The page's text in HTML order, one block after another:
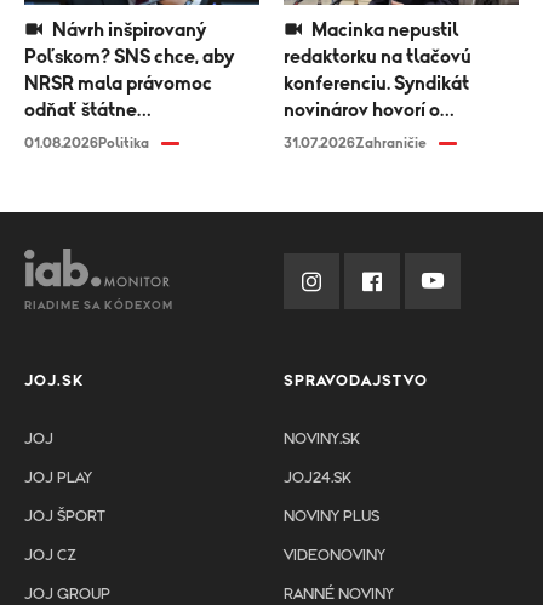
Poľskom? SNS chce, aby
NRSR mala právomoc
odňať štátne
vyznamenanie
01.08.2026Politika
redaktorku na tlačovú
konferenciu. Syndikát
novinárov hovorí o
diskriminácii médií
31.07.2026Zahraničie
RIADIME SA KÓDEXOM
JOJ.SK
JOJ
JOJ PLAY
JOJ ŠPORT
JOJ CZ
JOJ GROUP
SPRAVODAJSTVO
NOVINY.SK
JOJ24.SK
NOVINY PLUS
VIDEONOVINY
RANNÉ NOVINY